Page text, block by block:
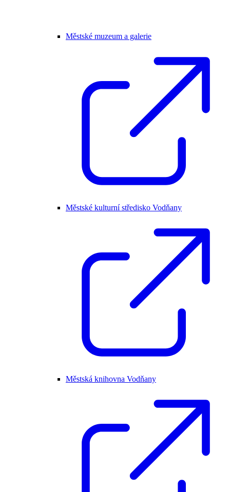
Městské muzeum a galerie
Městské kulturní středisko Vodňany
Městská knihovna Vodňany